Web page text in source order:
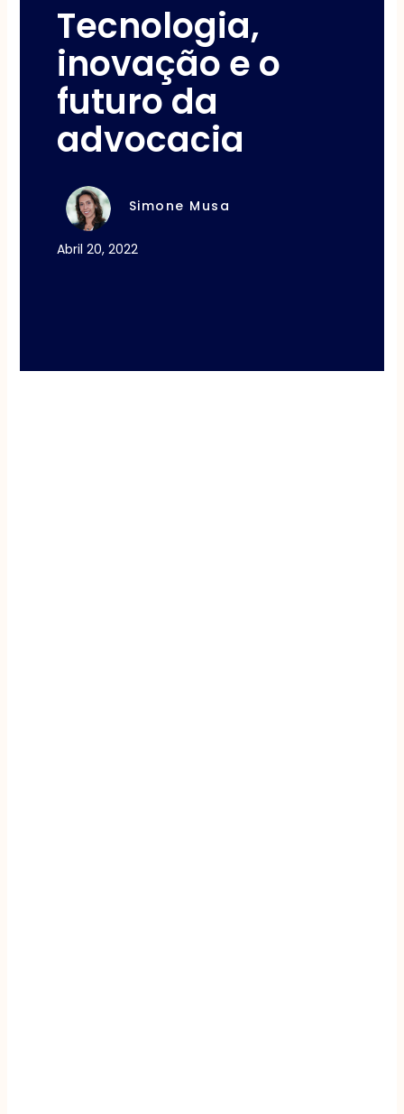
Tecnologia,
inovação e o
futuro da
advocacia
Simone Musa
Abril 20, 2022